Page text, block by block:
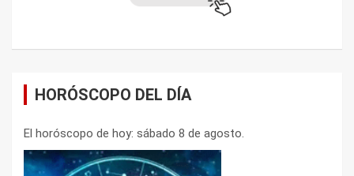
HORÓSCOPO DEL DÍA
El horóscopo de hoy: sábado 8 de agosto.